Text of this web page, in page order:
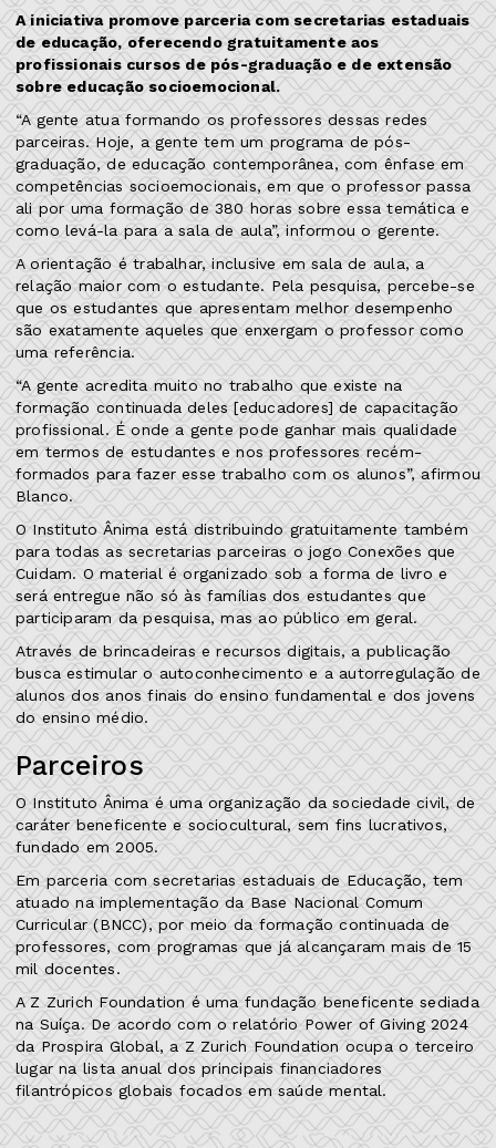
A iniciativa promove parceria com secretarias estaduais
de educação, oferecendo gratuitamente aos
profissionais cursos de pós-graduação e de extensão
sobre educação socioemocional.
“A gente atua formando os professores dessas redes
parceiras. Hoje, a gente tem um programa de pós-
graduação, de educação contemporânea, com ênfase em
competências socioemocionais, em que o professor passa
ali por uma formação de 380 horas sobre essa temática e
como levá-la para a sala de aula”, informou o gerente.
A orientação é trabalhar, inclusive em sala de aula, a
relação maior com o estudante. Pela pesquisa, percebe-se
que os estudantes que apresentam melhor desempenho
são exatamente aqueles que enxergam o professor como
uma referência.
“A gente acredita muito no trabalho que existe na
formação continuada deles [educadores] de capacitação
profissional. É onde a gente pode ganhar mais qualidade
em termos de estudantes e nos professores recém-
formados para fazer esse trabalho com os alunos”, afirmou
Blanco.
O Instituto Ânima está distribuindo gratuitamente também
para todas as secretarias parceiras o jogo Conexões que
Cuidam. O material é organizado sob a forma de livro e
será entregue não só às famílias dos estudantes que
participaram da pesquisa, mas ao público em geral.
Através de brincadeiras e recursos digitais, a publicação
busca estimular o autoconhecimento e a autorregulação de
alunos dos anos finais do ensino fundamental e dos jovens
do ensino médio.
Parceiros
O Instituto Ânima é uma organização da sociedade civil, de
caráter beneficente e sociocultural, sem fins lucrativos,
fundado em 2005.
Em parceria com secretarias estaduais de Educação, tem
atuado na implementação da Base Nacional Comum
Curricular (BNCC), por meio da formação continuada de
professores, com programas que já alcançaram mais de 15
mil docentes.
A Z Zurich Foundation é uma fundação beneficente sediada
na Suíça. De acordo com o relatório Power of Giving 2024
da Prospira Global, a Z Zurich Foundation ocupa o terceiro
lugar na lista anual dos principais financiadores
filantrópicos globais focados em saúde mental.